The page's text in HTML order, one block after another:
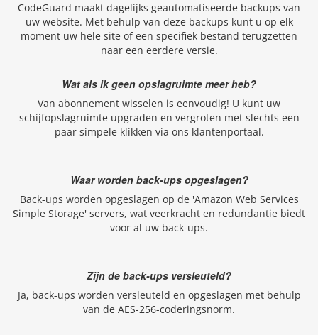
CodeGuard maakt dagelijks geautomatiseerde backups van
uw website. Met behulp van deze backups kunt u op elk
moment uw hele site of een specifiek bestand terugzetten
naar een eerdere versie.
Wat als ik geen opslagruimte meer heb?
Van abonnement wisselen is eenvoudig! U kunt uw
schijfopslagruimte upgraden en vergroten met slechts een
paar simpele klikken via ons klantenportaal.
Waar worden back-ups opgeslagen?
Back-ups worden opgeslagen op de 'Amazon Web Services
Simple Storage' servers, wat veerkracht en redundantie biedt
voor al uw back-ups.
Zijn de back-ups versleuteld?
Ja, back-ups worden versleuteld en opgeslagen met behulp
van de AES-256-coderingsnorm.